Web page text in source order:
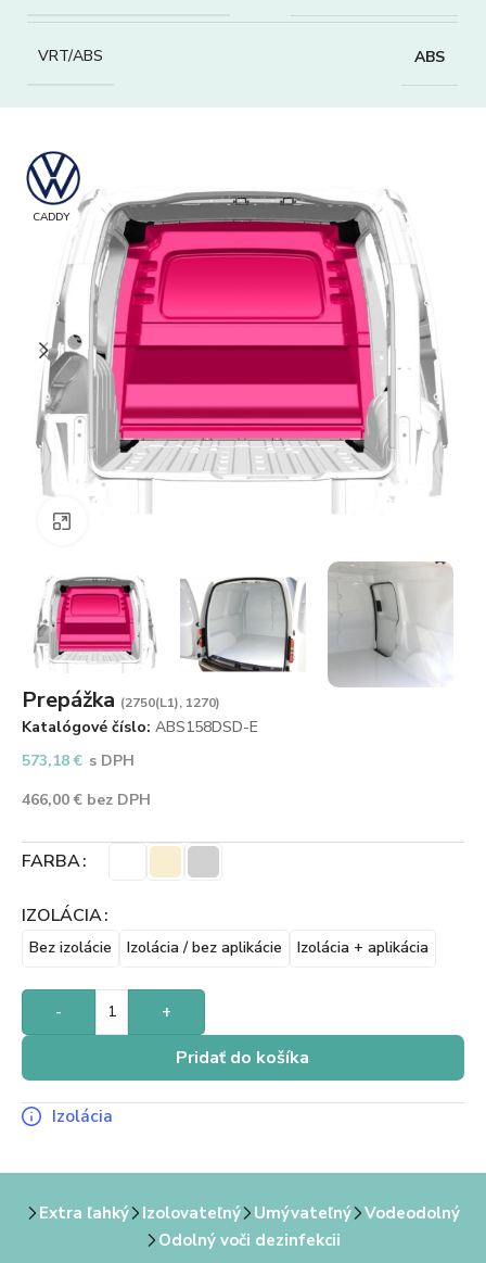
VRT/ABS ABS
CADDY
Prepážka (2750(L1), 1270)
Katalógové číslo: ABS158DSD-E
573,18€ s DPH
466,00€ bez DPH
FARBA
IZOLÁCIA
Bez izolácie Izolácia / bez aplikácie Izolácia + aplikácia
- +
Pridať do košíka
Izolácia
Extra ľahký Izolovateľný Umývateľný
Vodeodolný
Odolný voči dezinfekcii